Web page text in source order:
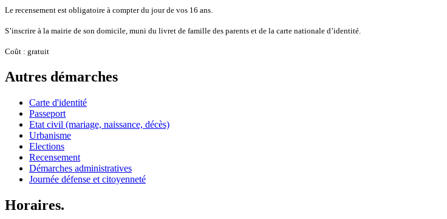
Le recensement est obligatoire à compter du jour de vos 16 ans.
S’inscrire à la mairie de son domicile, muni du livret de famille des parents et de la carte nationale d’identité.
Coût : gratuit
Autres démarches
Carte d'identité
Passeport
Etat civil (mariage, naissance, décès)
Urbanisme
Elections
Recensement
Démarches administratives
Journée défense et citoyenneté
Horaires.